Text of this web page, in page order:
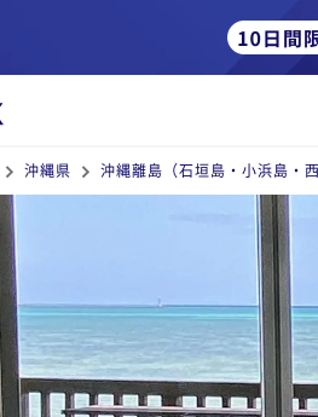
沖縄県 沖縄離島（石垣島・小浜島・